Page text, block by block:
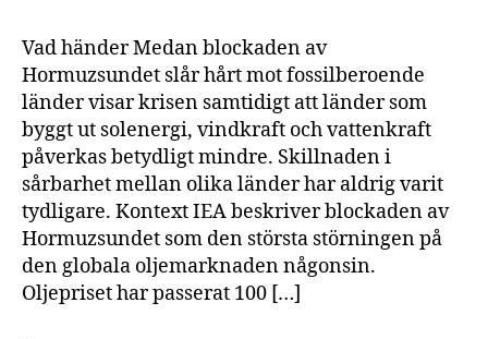
Vad händer Medan blockaden av
Hormuzsundet slår hårt mot fossilberoende
länder visar krisen samtidigt att länder som
byggt ut solenergi, vindkraft och vattenkraft
påverkas betydligt mindre. Skillnaden i
sårbarhet mellan olika länder har aldrig varit
tydligare. Kontext IEA beskriver blockaden av
Hormuzsundet som den största störningen på
den globala oljemarknaden någonsin.
Oljepriset har passerat 100 […]